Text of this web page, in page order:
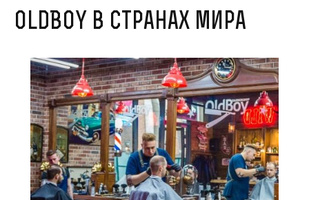
OldBoy в странах мира